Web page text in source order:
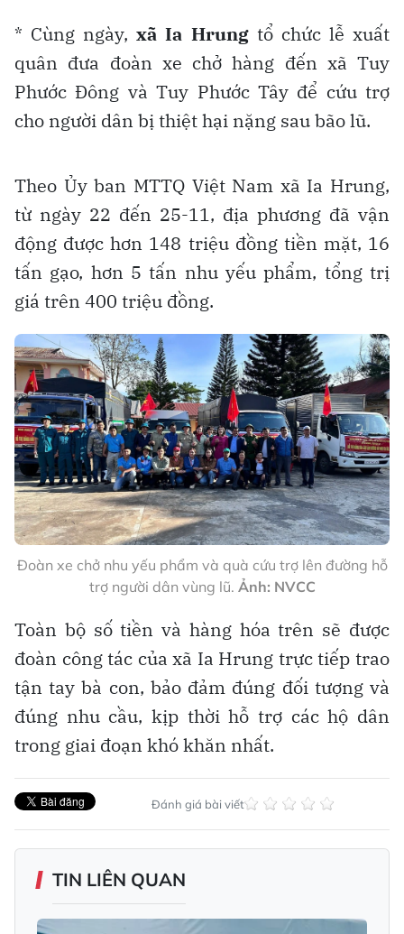
* Cùng ngày,xã Ia Hrungtổ chức lễ xuất
quân đưa đoàn xe chở hàng đến xã Tuy
Phước Đông và Tuy Phước Tây để cứu trợ
cho người dân bị thiệt hại nặng sau bão lũ.
Theo Ủy ban MTTQ Việt Nam xã Ia Hrung,
từ ngày 22 đến 25-11, địa phương đã vận
động được hơn 148 triệu đồng tiền mặt, 16
tấn gạo, hơn 5 tấn nhu yếu phẩm, tổng trị
giá trên 400 triệu đồng.
Đoàn xe chở nhu yếu phẩm và quà cứu trợ lên đường hỗ
trợ người dân vùng lũ. Ảnh: NVCC
Toàn bộ số tiền và hàng hóa trên sẽ được
đoàn công tác của xã Ia Hrung trực tiếp trao
tận tay bà con, bảo đảm đúng đối tượng và
đúng nhu cầu, kịp thời hỗ trợ các hộ dân
trong giai đoạn khó khăn nhất.
Đánh giá bài viết
TIN LIÊN QUAN